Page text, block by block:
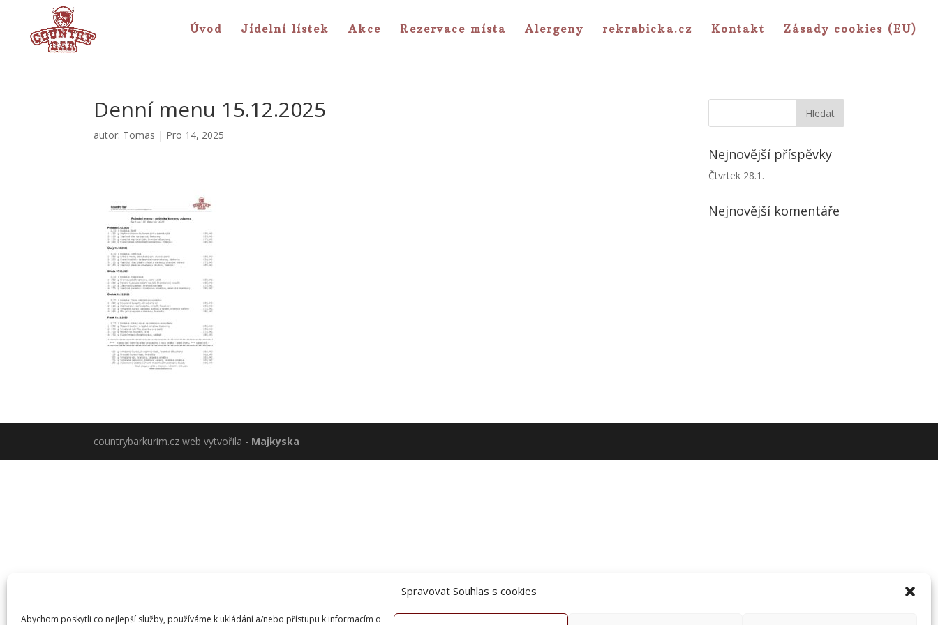
Spravovat Souhlas s cookies
Abychom poskytli co nejlepší služby, používáme k ukládání a/nebo přístupu k informacím o
Úvod Jídelní lístek Akce Rezervace místa Alergeny rekrabicka.cz Kontakt Zásady cookies (EU)
Denní menu 15.12.2025
autor: Tomas | Pro 14, 2025
Nejnovější příspěvky
Čtvrtek 28.1.
Nejnovější komentáře
countrybarkurim.cz web vytvořila - Majkyska